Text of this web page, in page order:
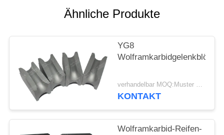
SITEMAP
DATENSCHUTZRICHTLINIE
Ähnliche Produkte
YG8
Wolframkarbidgelenkblöcke
verhandelbar MOQ:Muster werden angenommen
KONTAKT
Wolframkarbid-Reifen-